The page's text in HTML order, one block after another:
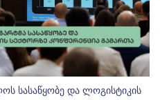
სასაწყობე და ლოგისტიკის